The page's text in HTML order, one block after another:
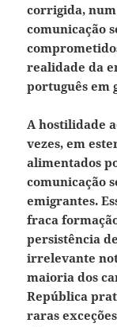
corrigida,
comunicação
realidade da
português em
A hostilidade
vezes, em
alimentados
comunicação
emigrantes.
fraca
persistência
irrelevante
maioria dos
República
raras